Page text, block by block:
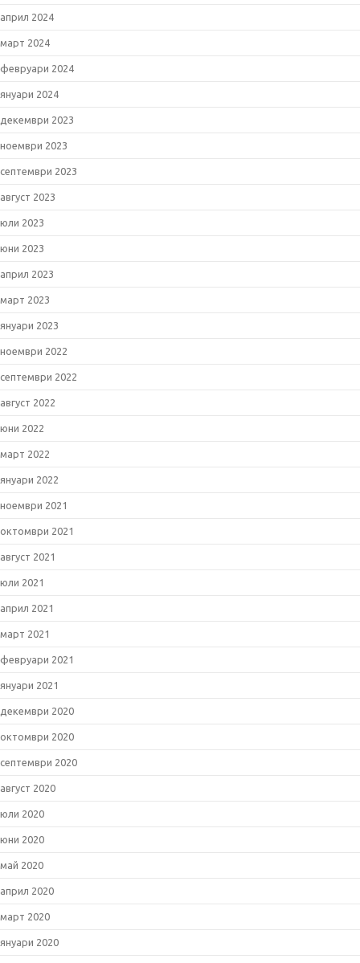
април 2024
март 2024
февруари 2024
януари 2024
декември 2023
ноември 2023
септември 2023
август 2023
юли 2023
юни 2023
април 2023
март 2023
януари 2023
ноември 2022
септември 2022
август 2022
юни 2022
март 2022
януари 2022
ноември 2021
октомври 2021
август 2021
юли 2021
април 2021
март 2021
февруари 2021
януари 2021
декември 2020
октомври 2020
септември 2020
август 2020
юли 2020
юни 2020
май 2020
април 2020
март 2020
януари 2020